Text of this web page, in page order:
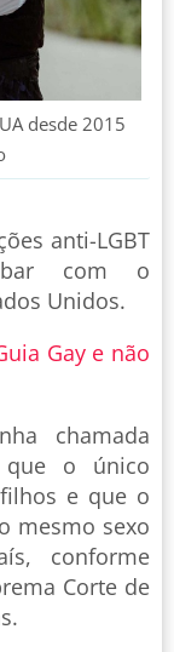
desde 2015
anti-LGBT
com o
Unidos.
Gay e não
chamada
que o único
e que o
mesmo sexo
conforme
Corte de